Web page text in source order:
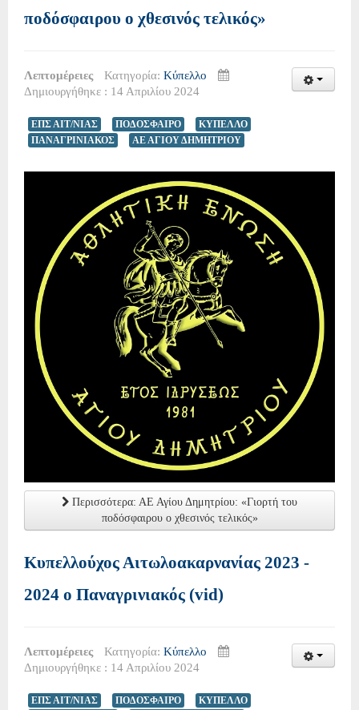
ποδόσφαιρου ο χθεσινός τελικός»
Λεπτομέρειες Κατηγορία: Κύπελλο
Δημιουργήθηκε : 14 Απριλίου 2024
ΕΠΣ ΑΙΤ/ΝΙΑΣ ΠΟΔΟΣΦΑΙΡΟ
ΚΥΠΕΛΛΟ
ΠΑΝΑΓΡΙΝΙΑΚΟΣ
ΑΕ ΑΓΙΟΥ ΔΗΜΗΤΡΙΟΥ
Περισσότερα: ΑΕ Αγίου Δημητρίου: «Γιορτή του
ποδόσφαιρου ο χθεσινός τελικός»
Κυπελλούχος Αιτωλοακαρνανίας 2023 -
2024 ο Παναγρινιακός (vid)
Λεπτομέρειες Κατηγορία: Κύπελλο
Δημιουργήθηκε : 14 Απριλίου 2024
ΕΠΣ ΑΙΤ/ΝΙΑΣ ΠΟΔΟΣΦΑΙΡΟ
ΚΥΠΕΛΛΟ